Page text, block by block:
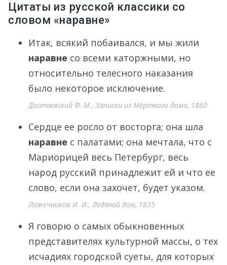
Цитаты из русской классики со
словом «наравне»
Итак, всякий побаивался, и мы жили
наравне со всеми каторжными, но
относительно телесного наказания
было некоторое исключение.
Достоевский Ф. М., Записки из Мёртвого дома, 1860
Сердце ее росло от восторга; она шла
наравне с палатами; она мечтала, что с
Мариорицей весь Петербург, весь
народ русский принадлежит ей и что ее
слово, если она захочет, будет указом.
Лажечников И. И., Ледяной дом, 1835
Я говорю о самых обыкновенных
представителях культурной массы, о тех
исчадиях городской суеты, для которых